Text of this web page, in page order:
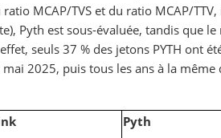
MCAP/TVS et du ratio MCAP/
Pyth est sous-évaluée, tandis que
seuls 37 % des jetons PYTH ont
2025, puis tous les ans à la même
Pyth